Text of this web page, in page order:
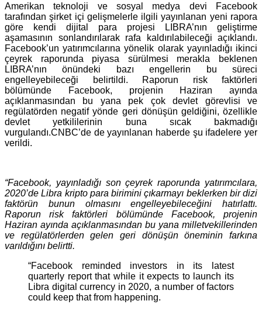
Amerikan teknoloji ve sosyal medya devi Facebook
tarafından şirket içi gelişmelerle ilgili yayınlanan yeni rapora
göre kendi dijital para projesi LIBRA’nın geliştirme
aşamasının sonlandırılarak rafa kaldırılabileceği açıklandı.
Facebook’un yatırımcılarına yönelik olarak yayınladığı ikinci
çeyrek raporunda piyasa sürülmesi merakla beklenen
LIBRA’nın önündeki bazı engellerin bu süreci
engelleyebileceği belirtildi. Raporun risk faktörleri
bölümünde Facebook, projenin Haziran ayında
açıklanmasından bu yana pek çok devlet görevlisi ve
regülatörden negatif yönde geri dönüşün geldiğini, özellikle
devlet yetkililerinin buna sıcak bakmadığı
vurgulandı.CNBC’de de yayınlanan haberde şu ifadelere yer
verildi.
“Facebook, yayınladığı son çeyrek raporunda yatırımcılara,
2020’de Libra kripto para birimini çıkarmayı beklerken bir dizi
faktörün bunun olmasını engelleyebileceğini hatırlattı.
Raporun risk faktörleri bölümünde Facebook, projenin
Haziran ayında açıklanmasından bu yana milletvekillerinden
ve regülatörlerden gelen geri dönüşün öneminin farkına
varıldığını belirtti.
“Facebook reminded investors in its latest
quarterly report that while it expects to launch its
Libra digital currency in 2020, a number of factors
could keep that from happening.